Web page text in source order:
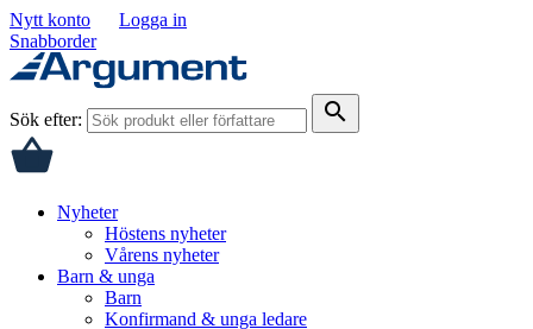
Nytt konto
Logga in
Snabborder
Sök efter: search
Nyheter
Höstens nyheter
Vårens nyheter
Barn & unga
Barn
Konfirmand & unga ledare